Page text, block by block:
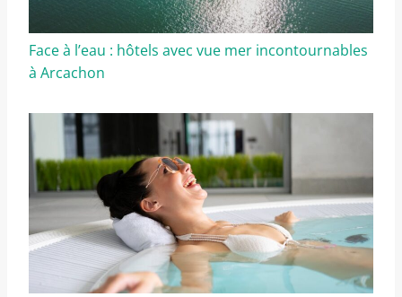
Face à l’eau : hôtels avec vue mer incontournables
à Arcachon